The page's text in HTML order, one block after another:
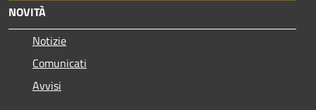
NOVITÀ
Notizie
Comunicati
Avvisi